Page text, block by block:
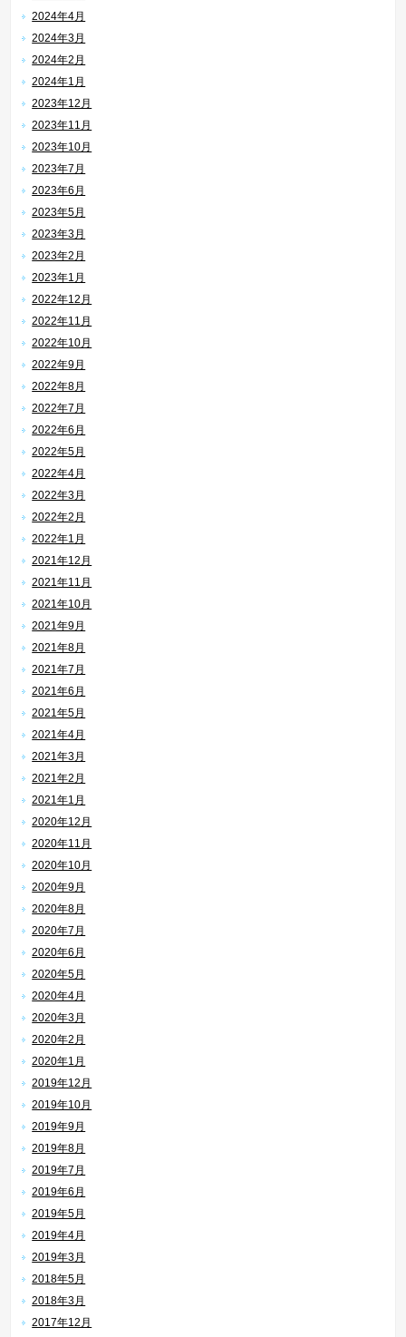
2024年4月
2024年3月
2024年2月
2024年1月
2023年12月
2023年11月
2023年10月
2023年7月
2023年6月
2023年5月
2023年3月
2023年2月
2023年1月
2022年12月
2022年11月
2022年10月
2022年9月
2022年8月
2022年7月
2022年6月
2022年5月
2022年4月
2022年3月
2022年2月
2022年1月
2021年12月
2021年11月
2021年10月
2021年9月
2021年8月
2021年7月
2021年6月
2021年5月
2021年4月
2021年3月
2021年2月
2021年1月
2020年12月
2020年11月
2020年10月
2020年9月
2020年8月
2020年7月
2020年6月
2020年5月
2020年4月
2020年3月
2020年2月
2020年1月
2019年12月
2019年10月
2019年9月
2019年8月
2019年7月
2019年6月
2019年5月
2019年4月
2019年3月
2018年5月
2018年3月
2017年12月